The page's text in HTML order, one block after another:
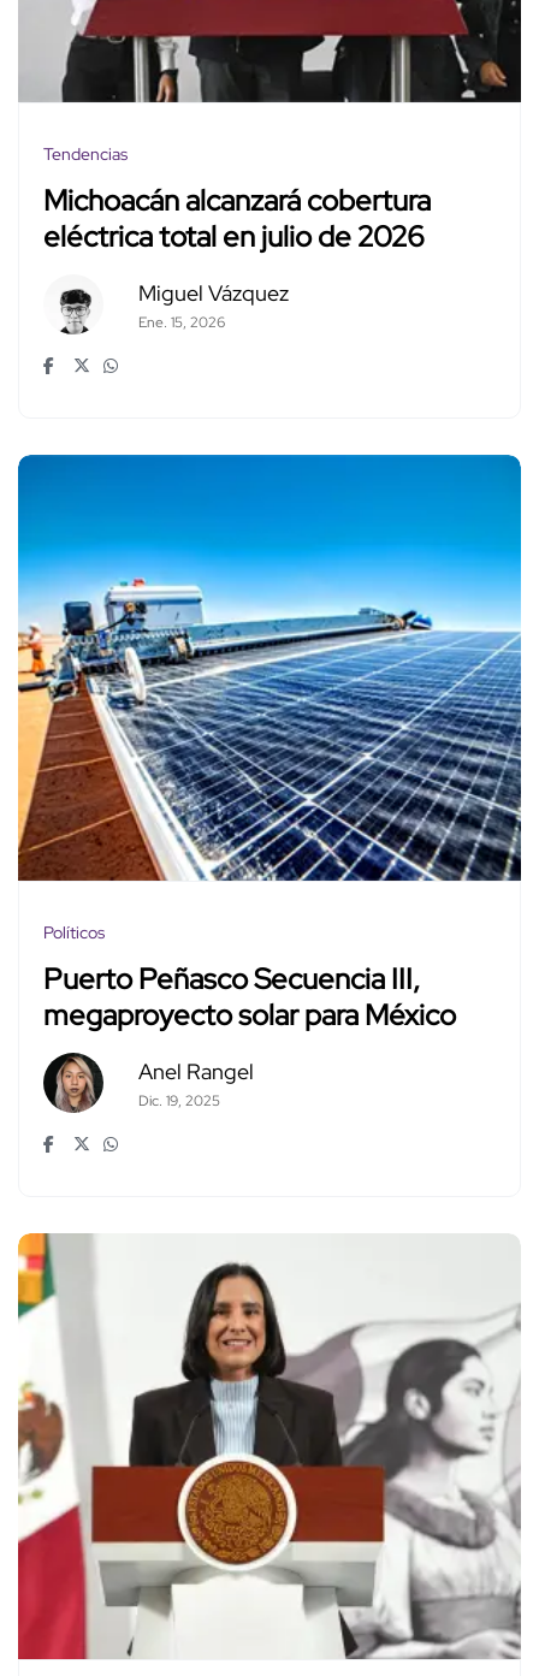
Tendencias
Michoacán alcanzará cobertura
eléctrica total en julio de 2026
Miguel Vázquez
Ene. 15, 2026
Políticos
Puerto Peñasco Secuencia III,
megaproyecto solar para México
Anel Rangel
Dic. 19, 2025